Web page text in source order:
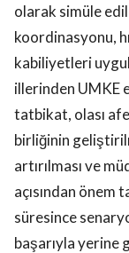
olarak simüle
koordinasyonu,
kabiliyetleri
illerinden UMKE
tatbikat, olası
birliğinin
artırılması ve
açısından önem
süresince
başarıyla yerine